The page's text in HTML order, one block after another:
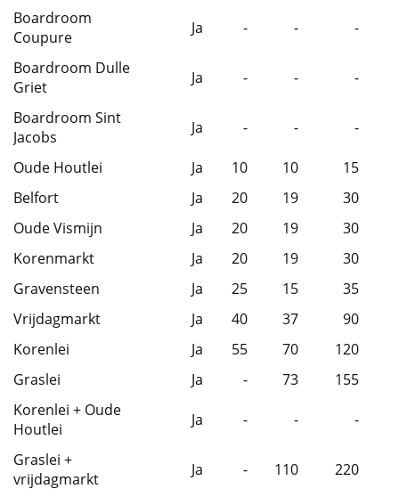
Boardroom
Coupure
Ja - - -
Boardroom Dulle
Griet
Ja - - -
Boardroom Sint
Jacobs
Ja - - -
Oude Houtlei Ja 10 10
15
Belfort
Ja 20 19
30
Oude Vismijn
Ja 20 19
30
Korenmarkt
Ja 20 19
30
Gravensteen
Ja 25 15
35
Vrijdagmarkt
Ja 40 37
90
Korenlei
Ja 55 70
120
Graslei
Ja - 73
155
Korenlei + Oude
Houtlei
Ja - - -
Graslei +
vrijdagmarkt
Ja - 110 220